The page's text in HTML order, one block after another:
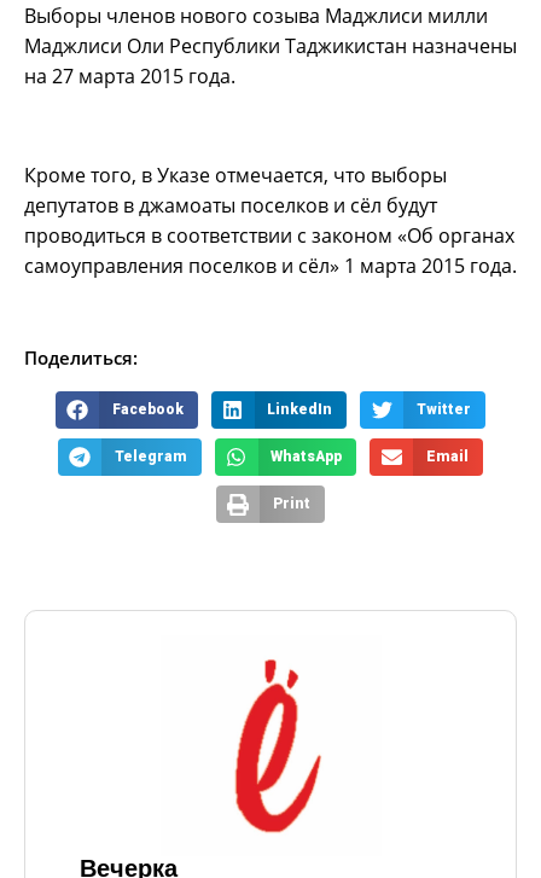
Выборы членов нового созыва Маджлиси милли
Маджлиси Оли Республики Таджикистан назначены
на 27 марта 2015 года.
Кроме того, в Указе отмечается, что выборы
депутатов в джамоаты поселков и сёл будут
проводиться в соответствии с законом «Об органах
самоуправления поселков и сёл» 1 марта 2015 года.
Поделиться:
Facebook LinkedIn Twitter
Telegram WhatsApp Email
Print
Вечерка